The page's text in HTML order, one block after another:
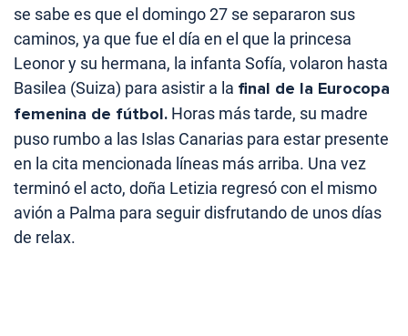
se sabe es que el domingo 27 se separaron sus
caminos, ya que fue el día en el que la princesa
Leonor y su hermana, la infanta Sofía, volaron hasta
Basilea (Suiza) para asistir a la final de la Eurocopa
femenina de fútbol. Horas más tarde, su madre
puso rumbo a las Islas Canarias para estar presente
en la cita mencionada líneas más arriba. Una vez
terminó el acto, doña Letizia regresó con el mismo
avión a Palma para seguir disfrutando de unos días
de relax.